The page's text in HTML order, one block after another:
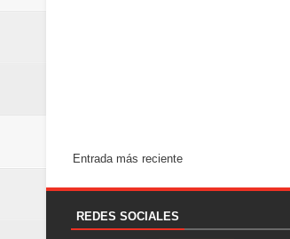
Entrada más reciente
REDES SOCIALES